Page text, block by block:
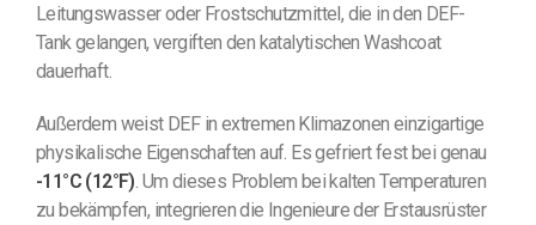
Leitungswasser oder Frostschutzmittel, die in den DEF-
Tank gelangen, vergiften den katalytischen Washcoat
dauerhaft.
Außerdem weist DEF in extremen Klimazonen einzigartige
physikalische Eigenschaften auf. Es gefriert fest bei genau
-11°C (12°F). Um dieses Problem bei kalten Temperaturen
zu bekämpfen, integrieren die Ingenieure der Erstausrüster